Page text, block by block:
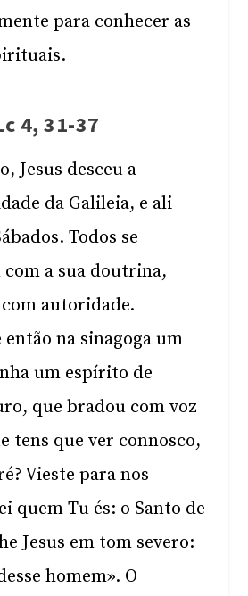
para conhecer as
4, 31-37
Jesus desceu a
da Galileia, e ali
Todos se
a sua doutrina,
autoridade.
na sinagoga um
um espírito de
que bradou com voz
tens que ver connosco,
Vieste para nos
quem Tu és: o Santo de
Jesus em tom severo:
homem». O